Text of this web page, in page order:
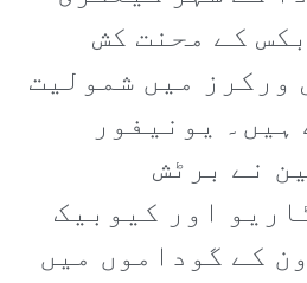
کے محنت کش
ورکرز میں شمولیت
ہیں۔ یونیفور
نے برٹش
اور کیوبیک
کے گوداموں میں